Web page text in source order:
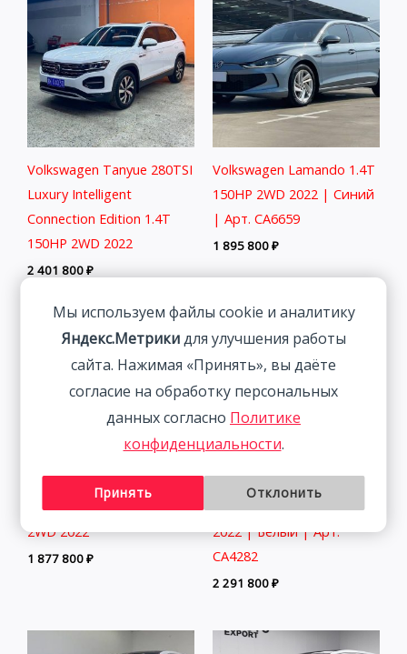
Volkswagen Tanyue 280TSI
Luxury Intelligent
Connection Edition 1.4T
150HP 2WD 2022
2 401 800₽
Volkswagen Lamando 1.4T
150HP 2WD 2022 | Синий
| Арт. CA6659
1 895 800₽
Skoda Kamiq 1.5L 112HP
2WD 2022
1 877 800₽
Audi A3 1.4T 150HP 2WD
2022 | Белый | Арт.
CA4282
2 291 800₽
Мы используем файлы cookie и аналитику
Яндекс.Метрикидля улучшения работы
сайта. Нажимая «Принять», вы даёте
согласие на обработку персональных
данных согласно Политике
конфиденциальности.
Принять Отклонить